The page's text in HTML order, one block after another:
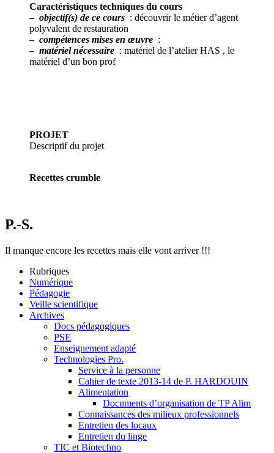
Caractéristiques techniques du cours
– objectif(s) de ce cours : découvrir le métier d’agent
polyvalent de restauration
– compétences mises en œuvre :
– matériel nécessaire : matériel de l’atelier HAS , le
matériel d’un bon prof
PROJET
Descriptif du projet
Recettes crumble
P.-S.
Il manque encore les recettes mais elle vont arriver !!!
Rubriques
Numérique
Pédagogie
Veille scientifique
Archives
Docs pédagogiques
PSE
Enseignement adapté
Technologies Pro.
Service à la personne
Cahier de texte 2013-14 de P. HARDOUIN
Alimentation
Documents d’organisation de TP Alim
Connaissances des milieux professionnels
Entretien des locaux
Entretien du linge
TIC et Biotechno